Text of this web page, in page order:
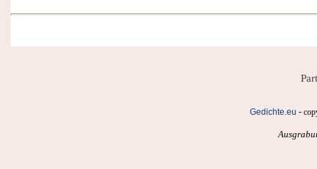
Gedichte.eu -